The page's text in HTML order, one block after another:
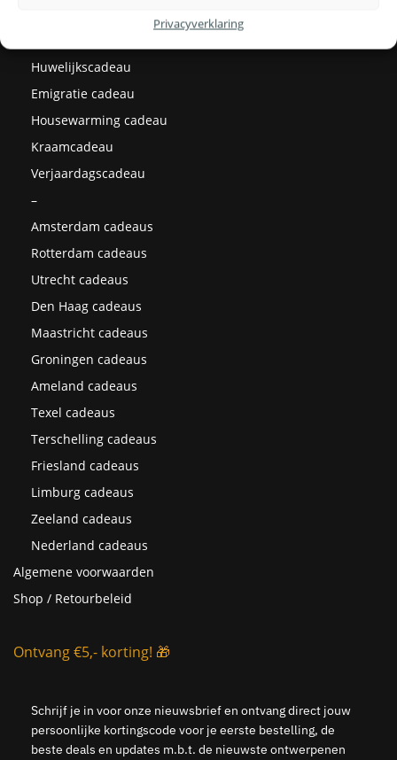
Privacyverklaring
Huwelijkscadeau
Emigratie cadeau
Housewarming cadeau
Kraamcadeau
Verjaardagscadeau
–
Amsterdam cadeaus
Rotterdam cadeaus
Utrecht cadeaus
Den Haag cadeaus
Maastricht cadeaus
Groningen cadeaus
Ameland cadeaus
Texel cadeaus
Terschelling cadeaus
Friesland cadeaus
Limburg cadeaus
Zeeland cadeaus
Nederland cadeaus
Algemene voorwaarden
Shop / Retourbeleid
Ontvang €5,- korting! 🎁
Schrijf je in voor onze nieuwsbrief en ontvang direct jouw
persoonlijke kortingscode voor je eerste bestelling, de
beste deals en updates m.b.t. de nieuwste ontwerpenen